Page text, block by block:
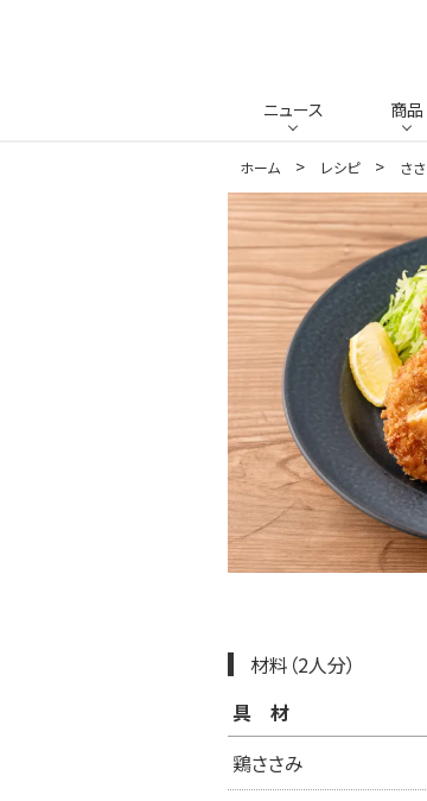
ニュース 商品
ホーム レシピ さ
材料（2人分）
具材
鶏ささみ